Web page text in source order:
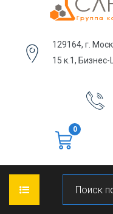
129164, г.
15 к.1,
0